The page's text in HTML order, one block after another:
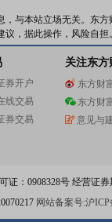
与本站立场无关。东
议，据此操作，风险自担